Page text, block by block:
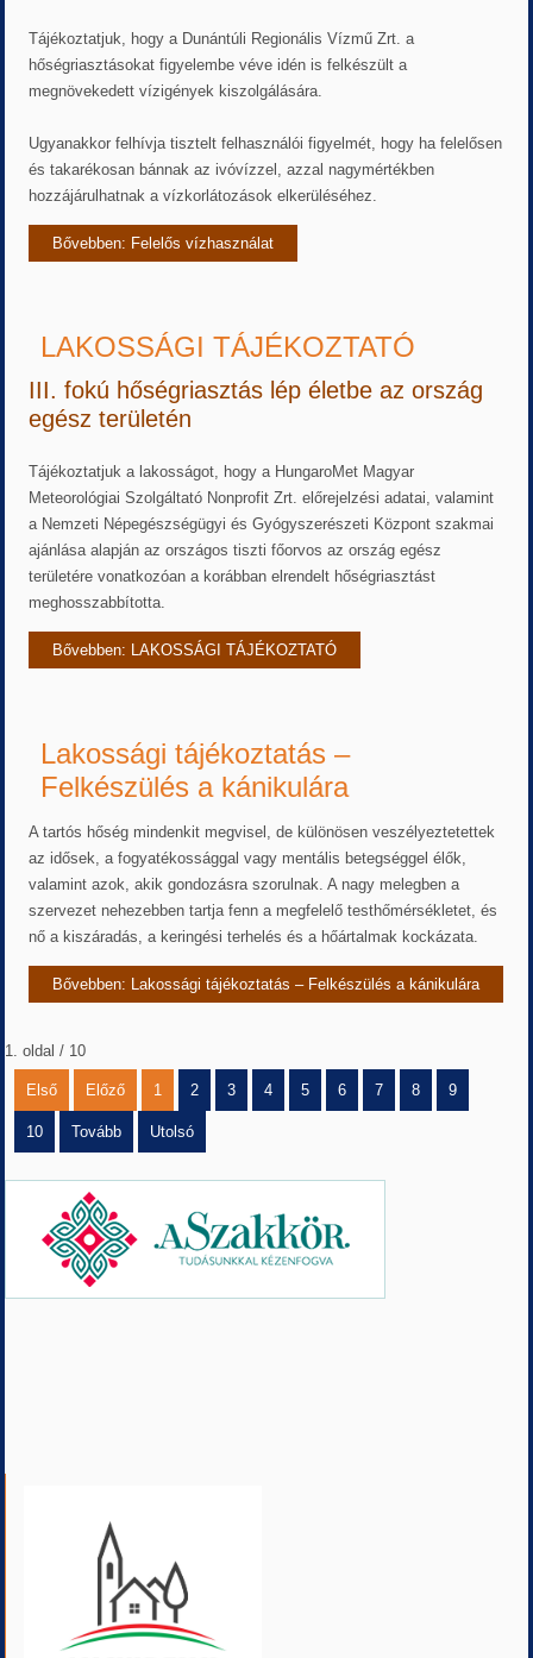
Tájékoztatjuk, hogy a Dunántúli Regionális Vízmű Zrt. a
hőségriasztásokat figyelembe véve idén is felkészült a
megnövekedett vízigények kiszolgálására.
Ugyanakkor felhívja tisztelt felhasználói figyelmét, hogy ha felelősen
és takarékosan bánnak az ivóvízzel, azzal nagymértékben
hozzájárulhatnak a vízkorlátozások elkerüléséhez.
Bővebben: Felelős vízhasználat
LAKOSSÁGI TÁJÉKOZTATÓ
III. fokú hőségriasztás lép életbe az ország
egész területén
Tájékoztatjuk a lakosságot, hogy a HungaroMet Magyar
Meteorológiai Szolgáltató Nonprofit Zrt. előrejelzési adatai, valamint
a Nemzeti Népegészségügyi és Gyógyszerészeti Központ szakmai
ajánlása alapján az országos tiszti főorvos az ország egész
területére vonatkozóan a korábban elrendelt hőségriasztást
meghosszabbította.
Bővebben: LAKOSSÁGI TÁJÉKOZTATÓ
Lakossági tájékoztatás –
Felkészülés a kánikulára
A tartós hőség mindenkit megvisel, de különösen veszélyeztetettek
az idősek, a fogyatékossággal vagy mentális betegséggel élők,
valamint azok, akik gondozásra szorulnak. A nagy melegben a
szervezet nehezebben tartja fenn a megfelelő testhőmérsékletet, és
nő a kiszáradás, a keringési terhelés és a hőártalmak kockázata.
Bővebben: Lakossági tájékoztatás – Felkészülés a kánikulára
1. oldal / 10
Első Előző 1 2 3 4 5 6 7 8 9
10 Tovább Utolsó